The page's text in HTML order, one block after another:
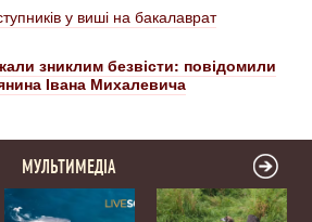
у виші на бакалаврат
зниклим безвісти: повідомили
Івана Михалевича
МУЛЬТИМЕДІА